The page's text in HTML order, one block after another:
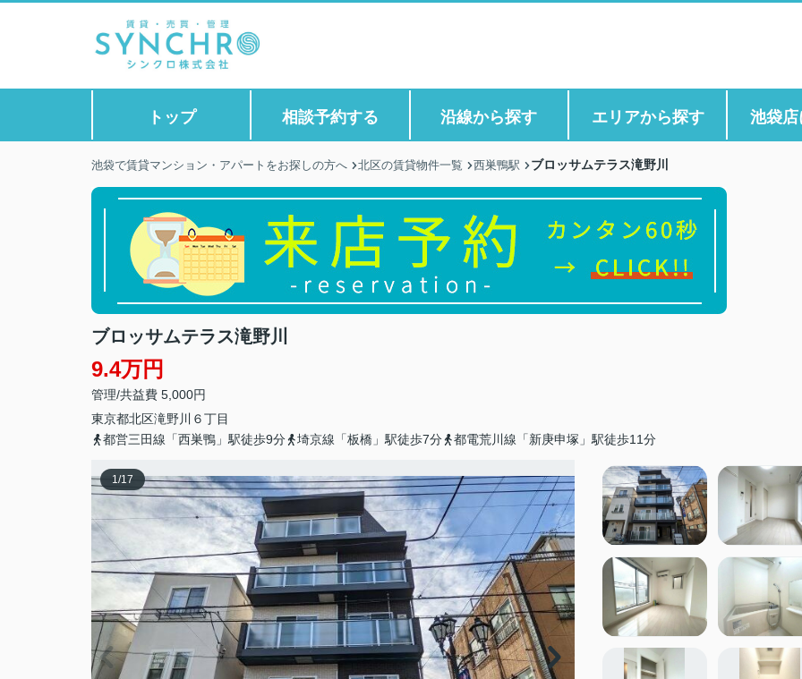
トップ 相談予約する 沿線から探す エリアから探す 池袋
池袋で賃貸マンション・アパートをお探しの方へ 北区の賃貸物件一覧 西巣鴨駅 ブロッサムテラス滝野川
ブロッサムテラス滝野川
9.4万円
管理/共益費 5,000円
東京都北区滝野川 ６丁目
都営三田線「西巣鴨」駅徒歩9分
埼京線「板橋」駅徒歩7分 都電荒川線「新庚申塚」駅徒歩11分
1/17